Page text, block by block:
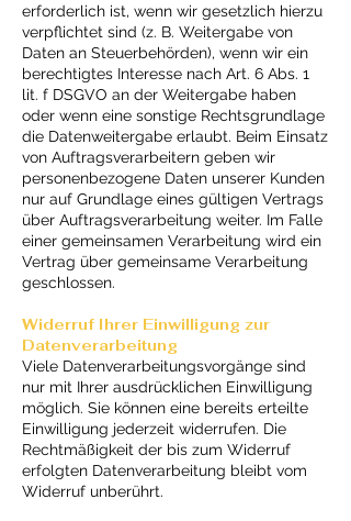
erforderlich ist, wenn wir gesetzlich hierzu
verpflichtet sind (z. B. Weitergabe von
Daten an Steuerbehörden), wenn wir ein
berechtigtes Interesse nach Art. 6 Abs. 1
lit. f DSGVO an der Weitergabe haben
oder wenn eine sonstige Rechtsgrundlage
die Datenweitergabe erlaubt. Beim Einsatz
von Auftragsverarbeitern geben wir
personenbezogene Daten unserer Kunden
nur auf Grundlage eines gültigen Vertrags
über Auftragsverarbeitung weiter. Im Falle
einer gemeinsamen Verarbeitung wird ein
Vertrag über gemeinsame Verarbeitung
geschlossen.
Widerruf Ihrer Einwilligung zur
Datenverarbeitung
Viele Datenverarbeitungsvorgänge sind
nur mit Ihrer ausdrücklichen Einwilligung
möglich. Sie können eine bereits erteilte
Einwilligung jederzeit widerrufen. Die
Rechtmäßigkeit der bis zum Widerruf
erfolgten Datenverarbeitung bleibt vom
Widerruf unberührt.